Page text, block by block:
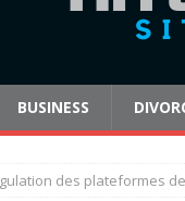
BUSINESS
des plateformes